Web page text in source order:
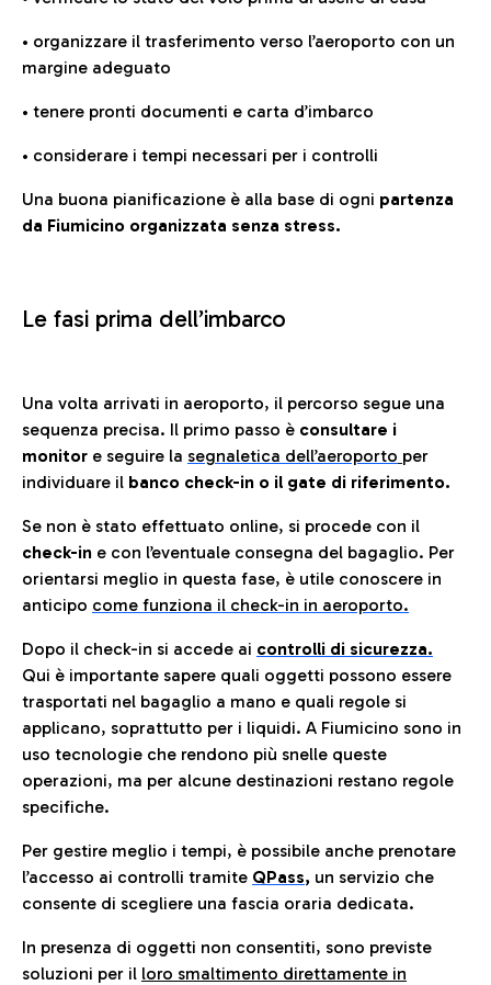
• organizzare il trasferimento verso l’aeroporto con un
margine adeguato
• tenere pronti documenti e carta d’imbarco
• considerare i tempi necessari per i controlli
Una buona pianificazione è alla base di ogni partenza
da Fiumicino organizzata senza stress.
Le fasi prima dell’imbarco
Una volta arrivati in aeroporto, il percorso segue una
sequenza precisa. Il primo passo è consultare i
monitor e seguire la segnaletica dell’aeroporto per
individuare il banco check-in o il gate di riferimento.
Se non è stato effettuato online, si procede con il
check-in e con l’eventuale consegna del bagaglio. Per
orientarsi meglio in questa fase, è utile conoscere in
anticipo come funziona il check-in in aeroporto.
Dopo il check-in si accede ai controlli di sicurezza.
Qui è importante sapere quali oggetti possono essere
trasportati nel bagaglio a mano e quali regole si
applicano, soprattutto per i liquidi. A Fiumicino sono in
uso tecnologie che rendono più snelle queste
operazioni, ma per alcune destinazioni restano regole
specifiche.
Per gestire meglio i tempi, è possibile anche prenotare
l’accesso ai controlli tramite QPass, un servizio che
consente di scegliere una fascia oraria dedicata.
In presenza di oggetti non consentiti, sono previste
soluzioni per il loro smaltimento direttamente in